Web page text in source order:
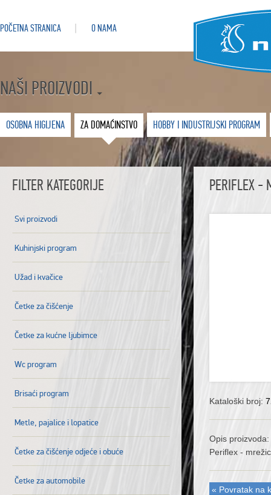
POČETNA STRANICA O NAMA
NAŠI PROIZVODI
OSOBNA HIGIJENA ZA DOMAĆINSTVO HOBBY I INDUSTRIJSKI PROGRAM
FILTER KATEGORIJE
Svi proizvodi
Kuhinjski program
Užad i kvačice
Četke za čišćenje
Četke za kućne ljubimce
Wc program
Brisaći program
Metle, pajalice i lopatice
Četke za čišćenje odjeće i obuće
Četke za automobile
PERIFLEX -
Kataloški broj:
Opis proizvoda:
Periflex -
« Povratak na